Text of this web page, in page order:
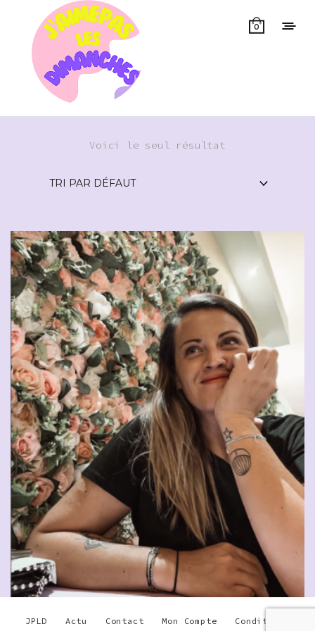
0
Voici le seul résultat
JPLD Actu Contact Mon Compte Conditions